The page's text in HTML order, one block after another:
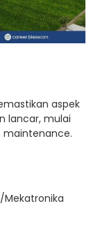
aspek
lancar, mulai
maintenance.
Mekatronika